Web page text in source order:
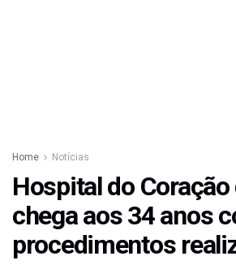
Home Notícias
Hospital do Coração
chega aos 34 anos
procedimentos